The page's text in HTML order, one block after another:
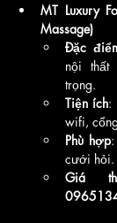
MT Luxury
Massage)
Đặc
nội thất
trọng.
Tiện ích:
wifi,
Phù hợp:
cưới hỏi.
Giá